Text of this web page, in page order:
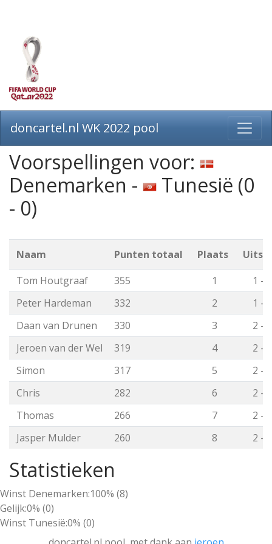
doncartel.nl WK 2022 pool
Voorspellingen voor:
Denemarken -
Tunesië (0
- 0)
Naam Punten totaal Plaats
Tom Houtgraaf
355 1
1 - 0
Peter Hardeman
332 2
1 - 0
Daan van Drunen
330 3
2 - 0
Jeroen van der Wel
319 4
2 - 1
Simon
317 5
2 - 0
Chris
282 6
2 - 1
Thomas
266 7
2 - 1
Jasper Mulder
260 8 2 - 1
Statistieken
Winst Denemarken:100% (8)
Gelijk:0% (0)
Winst Tunesië:0% (0)